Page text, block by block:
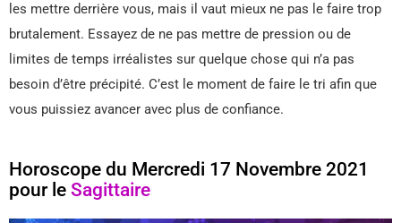
les mettre derrière vous, mais il vaut mieux ne pas le faire trop
brutalement. Essayez de ne pas mettre de pression ou de
limites de temps irréalistes sur quelque chose qui n’a pas
besoin d’être précipité. C’est le moment de faire le tri afin que
vous puissiez avancer avec plus de confiance.
Horoscope du Mercredi 17 Novembre 2021
pour le Sagittaire